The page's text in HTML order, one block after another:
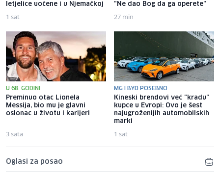
letjelice uočene i u Njemačkoj
1 sat
"Ne dao Bog da ga operete"
27 min
U 68. GODINI
Preminuo otac Lionela
Messija, bio mu je glavni
oslonac u životu i karijeri
3 sata
MG I BYD POSEBNO
Kineski brendovi već "kradu"
kupce u Evropi: Ovo je šest
najugroženijih automobilskih
marki
1 sat
Oglasi za posao